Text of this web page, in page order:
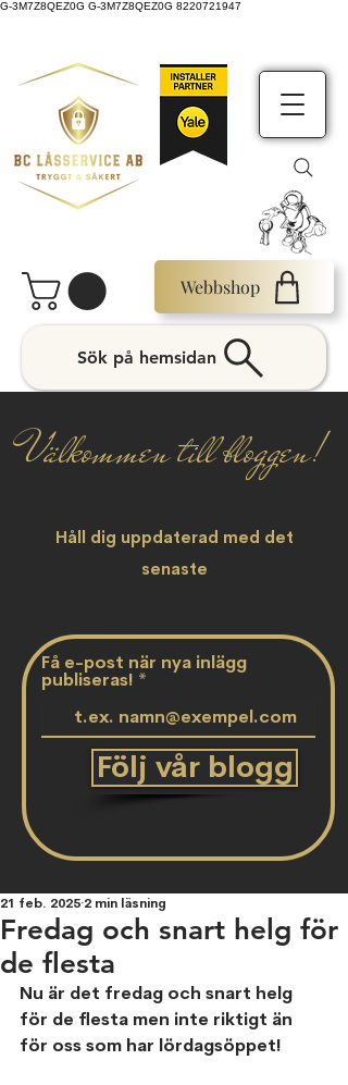
G-3M7Z8QEZ0G G-3M7Z8QEZ0G 8220721947
Webbshop
Sök på hemsidan
Välkommen till bloggen!
Håll dig uppdaterad med det
senaste
Få e-post när nya inlägg
publiseras!
Följ vår blogg
Fredag och snart helg för
de flesta
21 feb. 2025 2 min läsning
Nu är det fredag och snart helg
för de flesta men inte riktigt än
för oss som har lördagsöppet!